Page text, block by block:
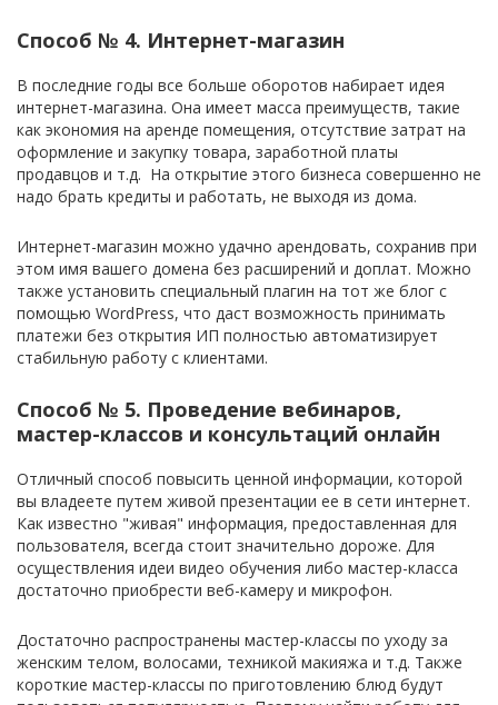
Способ № 4. Интернет-магазин
В последние годы все больше оборотов набирает идея
интернет-магазина. Она имеет масса преимуществ, такие
как экономия на аренде помещения, отсутствие затрат на
оформление и закупку товара, заработной платы
продавцов и т.д. На открытие этого бизнеса совершенно не
надо брать кредиты и работать, не выходя из дома.
Интернет-магазин можно удачно арендовать, сохранив при
этом имя вашего домена без расширений и доплат. Можно
также установить специальный плагин на тот же блог с
помощью WordPress, что даст возможность принимать
платежи без открытия ИП полностью автоматизирует
стабильную работу с клиентами.
Способ № 5. Проведение вебинаров,
мастер-классов и консультаций онлайн
Отличный способ повысить ценной информации, которой
вы владеете путем живой презентации ее в сети интернет.
Как известно "живая" информация, предоставленная для
пользователя, всегда стоит значительно дороже. Для
осуществления идеи видео обучения либо мастер-класса
достаточно приобрести веб-камеру и микрофон.
Достаточно распространены мастер-классы по уходу за
женским телом, волосами, техникой макияжа и т.д. Также
короткие мастер-классы по приготовлению блюд будут